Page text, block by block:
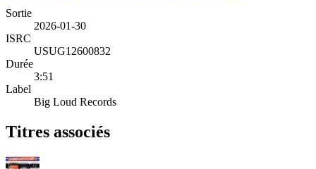
Sortie
2026-01-30
ISRC
USUG12600832
Durée
3:51
Label
Big Loud Records
Titres associés